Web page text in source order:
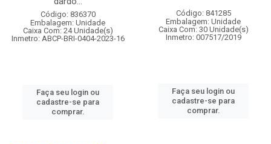
Código: 836370
Embalagem: Unidade
Caixa Com: 24 Unidade(s)
Inmetro: ABCP-BRI-0404-2023-16
Faça seu login ou
cadastre-se para
comprar.
Código: 841285
Embalagem: Unidade
Caixa Com: 30 Unidade(s)
Inmetro: 007517/2019
Faça seu login ou
cadastre-se para
comprar.